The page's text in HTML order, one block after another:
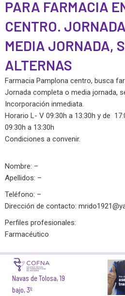
PARA FARMACIA
CENTRO.
MEDIA JORNADA,
ALTERNAS
Farmacia Pamplona centro, busca
Jornada completa o media jornada,
Incorporación inmediata.
Horario L- V 09:30h a 13:30h y de
09:30h a 13:30h
Condiciones a convenir.
Nombre: –
Apellidos: –
Teléfono: –
Dirección de contacto:
Perfiles profesionales:
Farmacéutico
Navas de Tolosa, 19
bajo, 3º